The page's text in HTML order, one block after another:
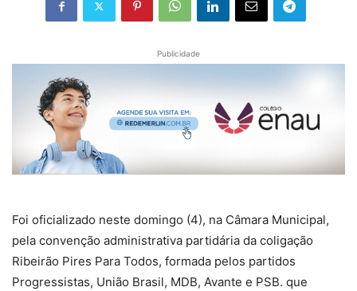
Publicidade
Foi oficializado neste domingo (4), na Câmara Municipal,
pela convenção administrativa partidária da coligação
Ribeirão Pires Para Todos, formada pelos partidos
Progressistas, União Brasil, MDB, Avante e PSB. que